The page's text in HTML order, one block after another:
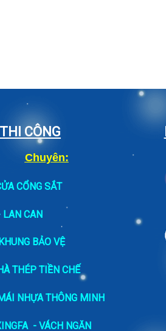
CÔNG
Chuyên:
CỔNG SẮT
LAN CAN
BẢO VỆ
THÉP TIỀN CHẾ
NHỰA THÔNG MINH
- VÁCH NGĂN